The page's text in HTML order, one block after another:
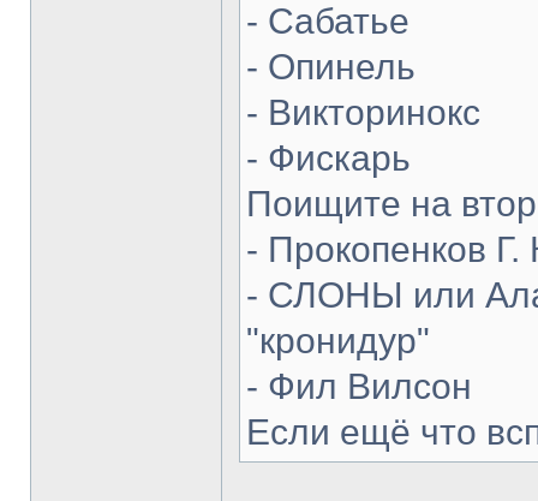
- Сабатье
- Опинель
- Викторинокс
- Фискарь
Поищите на
- Прокопенков Г.
- СЛОНЫ или
"кронидур"
- Фил Вилсон
Если ещё что